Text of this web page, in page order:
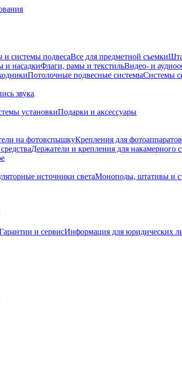
системы подвесаВсе для предметной съемки
и насадкиФлаги, рамы и текстильВидео- и
Потолочные подвесные системыСистемы
звука
установкиПодарки и аксессуары
на фотовспышкуКрепления для фотоаппаратов
Держатели и крепления для накамерного
источники светаМоноподы, штативы и
и сервисИнформация для юридических